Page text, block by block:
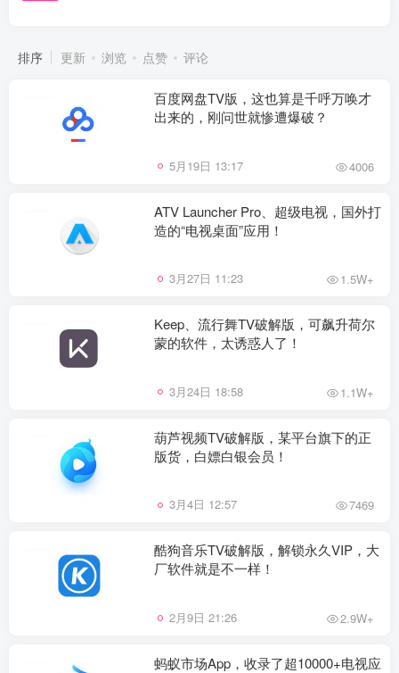
排序 更新 浏览 点赞 评论
百度网盘TV版，这也算是千呼万唤才
出来的，刚问世就惨遭爆破？
5月19日 13:17 4006
ATV Launcher Pro、超级电视，国外打
造的“电视桌面”应用！
3月27日 11:23 1.5W+
Keep、流行舞TV破解版，可飙升荷尔
蒙的软件，太诱惑人了！
3月24日 18:58 1.1W+
葫芦视频TV破解版，某平台旗下的正
版货，白嫖白银会员！
3月4日 12:57 7469
酷狗音乐TV破解版，解锁永久VIP，大
厂软件就是不一样！
2月9日 21:26 2.9W+
蚂蚁市场App，收录了超10000+电视应